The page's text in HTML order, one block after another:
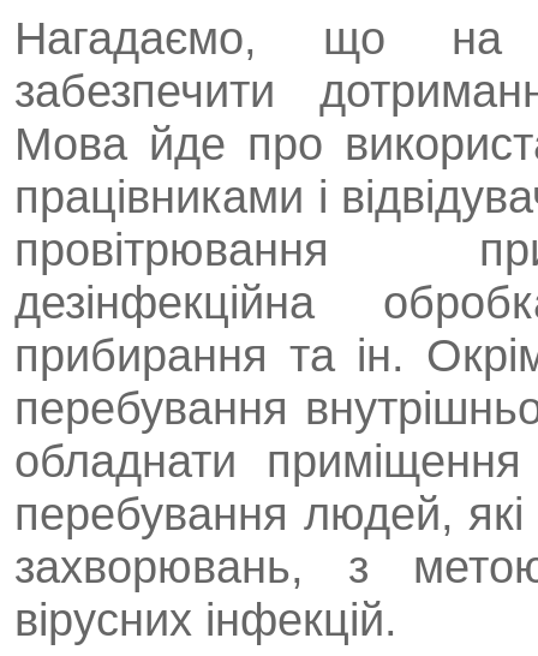
Нагадаємо, що на
забезпечити
Мова йде про
працівниками і
провітрювання
дезінфекційна
прибирання та ін.
перебування
обладнати
перебування людей,
захворювань, з
вірусних інфекцій.